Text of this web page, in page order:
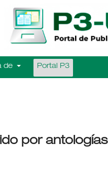
de Portal P3
por antologías